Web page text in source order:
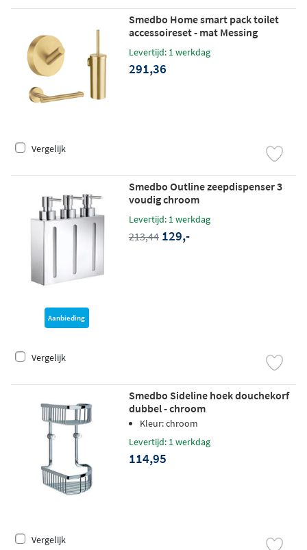
Smedbo Home smart pack toilet
accessoireset - mat Messing
Levertijd: 1 werkdag
291,36
Vergelijk
Aanbieding
Smedbo Outline zeepdispenser 3
voudig chroom
Levertijd: 1 werkdag
213,44 129,-
Vergelijk
Smedbo Sideline hoek douchekorf
dubbel - chroom
Kleur: chroom
Levertijd: 1 werkdag
114,95
Vergelijk